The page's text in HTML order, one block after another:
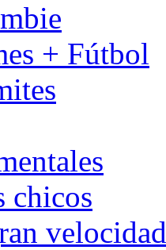
+ Fútbol
chicos
velocidad